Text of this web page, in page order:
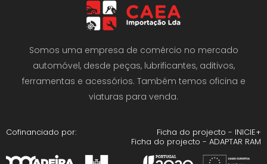
Somos uma empresa de comércio no mercado
automóvel, desde peças, lubrificantes, aditivos,
ferramentas e acessórios. Também temos oficina e
viaturas para venda.
Cofinanciado por:
Ficha do projecto - INICIE+
Ficha do projecto - ADAPTAR RAM